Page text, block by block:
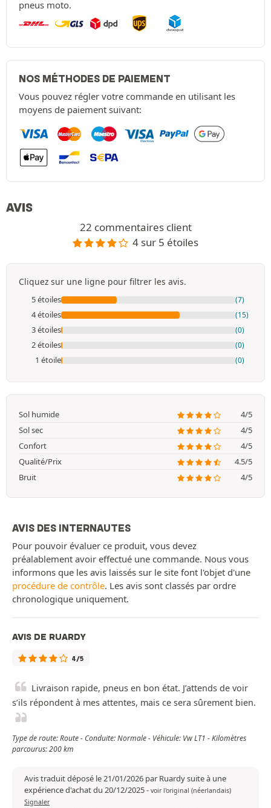
pneus moto.
NOS MÉTHODES DE PAIEMENT
Vous pouvez régler votre commande en utilisant les
moyens de paiement suivant:
AVIS
22 commentaires client
4 sur 5 étoiles
Cliquez sur une ligne pour filtrer les avis.
5 étoiles (7)
4 étoiles (15)
3 étoiles (0)
2 étoiles (0)
1 étoile (0)
Sol humide
4/5
Sol sec
4/5
Confort
4/5
Qualité/Prix
4.5/5
Bruit
4/5
AVIS DES INTERNAUTES
Pour pouvoir évaluer ce produit, vous devez
préalablement avoir effectué une commande. Nous vous
informons que les avis laissés sur le site font l'objet d'une
procédure de contrôle. Les avis sont classés par ordre
chronologique uniquement.
AVIS DE RUARDY
4/5
Livraison rapide, pneus en bon état. J’attends de voir
s’ils répondent à mes attentes, mais ce sera sûrement bien.
Type de route: Route - Conduite: Normale - Véhicule: Vw LT1 - Kilomètres
parcourus: 200 km
Avis traduit déposé le 21/01/2026 par Ruardy suite à une
expérience d'achat du 20/12/2025- voir l'original (néerlandais)
Signaler